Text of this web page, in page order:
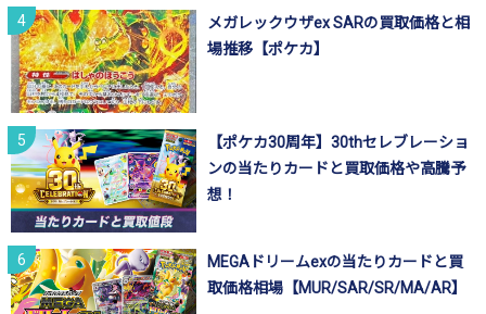
メガレックウザex SARの買取価格と相
場推移【ポケカ】
【ポケカ30周年】30thセレブレーショ
ンの当たりカードと買取価格や高騰予
想！
MEGAドリームexの当たりカードと買
取価格相場【MUR/SAR/SR/MA/AR】